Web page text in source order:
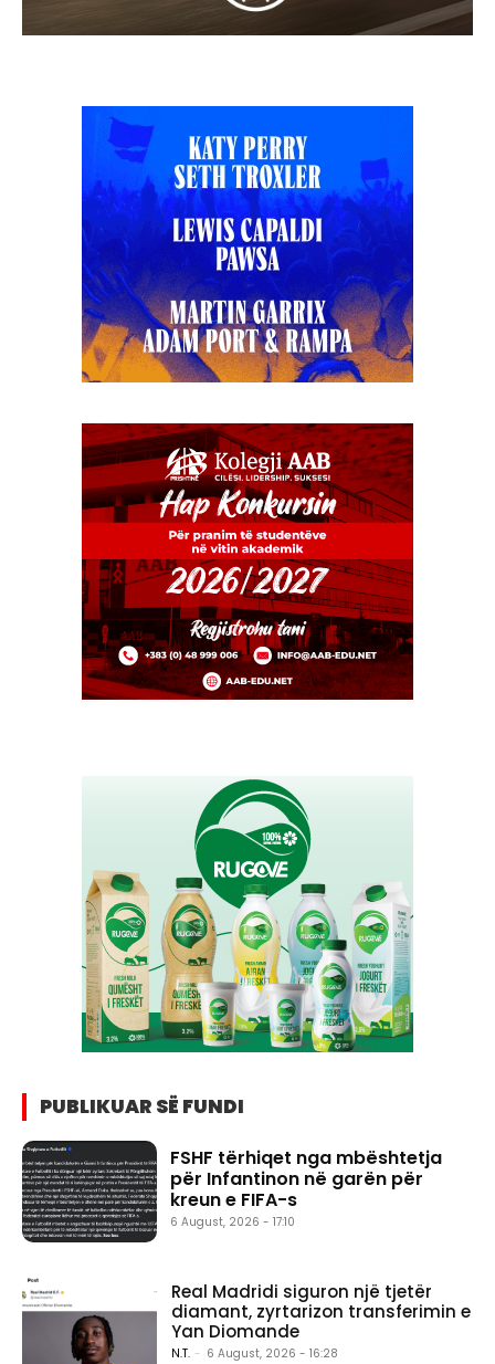
PUBLIKUAR SË FUNDI
FSHF tërhiqet nga mbështetja
për Infantinon në garën për
kreun e FIFA-s
6 August, 2026 - 17:10
Real Madridi siguron një tjetër
diamant, zyrtarizon transferimin e
Yan Diomande
N.T. - 6 August, 2026 - 16:28